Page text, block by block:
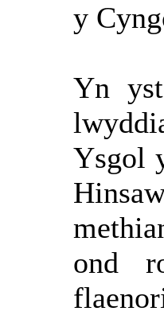
y
Yn
Ysgol
ond